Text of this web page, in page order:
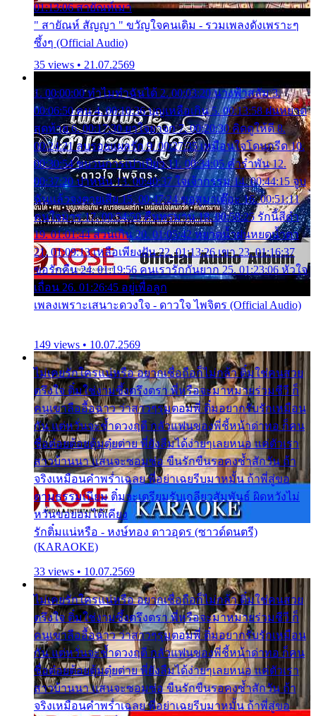
01:13:06 สายัณห์เมา
" สายัณห์ สัญญา " ขวัญใจคนเดิม - รวมเพลงดังเพราะๆ
ซึ้งๆ (Official Audio)
35 views • 21.07.2569
1. 00:00:00 ทำไมทำฉันได้ 2. 00:03:20 นางฟ้าสลัม 3.
00:06:50 คน 4. 00:10:36 บุญเหลือเกิน 5. 00:13:58 ฝนหยาด
สุดท้าย 6. 00:17:30 ยาใจยาจก 7. 00:20:30 คิดดูให้ดี 8.
00:24:21 ลบรอยแผลรัก 9. 00:27:35 เหมือนใจโดนกรีด 10.
00:30:54 ขบวนการเปาเปียว 11. 00:34:05 คำรำพัน 12.
00:37:20 ปาหนัน 13. 00:40:37 ใจเจ้ากรรม 14. 00:44:15 จูบ
ฉันแล้วจงตายเสีย 15. 00:47:24 ขอสูมาเต๊อะ 16. 00:51:11
คนใจมาร 17. 00:54:50 คืนทรมาน 18. 00:58:25 รักนี้สีดำ
19. 01:01:44 ส่วนเกิน 20. 01:05:42 หยาดน้ำฝนหยดน้ำตา
21. 01:09:13 เหลือเพียงฝัน 22. 01:13:26 เขา 23. 01:16:37
ขอรักคืน 24. 01:19:56 คนเรารักกันยาก 25. 01:23:06 หัวใจ
เถื่อน 26. 01:26:45 อยู่เพื่อลูก
เพลงเพราะเสนาะดวงใจ - ดาวใจ ไพจิตร (Official Audio)
149 views • 10.07.2569
ไม่เคยรักใครแน่หรือ อยากเชื่อถือก็ไม่กล้า ติ๋มใช่คนสวย
ตรึงใจ ติ๋มใช่งามซึ้งตรึงตรา พี่หรือจะมาหมายร่วมชีวี ก็
คนเขาลืออื้อฉาว ว่าสาวๆรุมตอมพี่ ติ๋มอยากรับรักเหมือน
กัน แต่หวั่นจะช้ำดวงฤดี กลัวแฟนของพี่ชี้หน้าด่าทอ ก็คน
ชื่อต๋อยต้อยตุ้มตุ๋ยต่าย พี่ยังลืมได้ง่ายๆเลยหนอ แค่ตัวเรา
สาวบ้านนา แสนจะซอมซ่อ ขืนรักขืนรอคงช้ำสักวัน ถ้า
จริงเหมือนคำพร่ำเฉลย พี่อย่าเฉยรีบมาหมั้น ถ้าพี่สู่ขอ
ตามธรรมเนียม ติ๋มจะเตรียมรับเกลียวสัมพันธ์ ผิดหวังไม่
หวั่นขอยอมได้เคียง
รักติ๋มแน่หรือ - หงษ์ทอง ดาวอุดร (ซาวด์ดนตรี)
(KARAOKE)
33 views • 10.07.2569
ไม่เคยรักใครแน่หรือ อยากเชื่อถือก็ไม่กล้า ติ๋มใช่คนสวย
ตรึงใจ ติ๋มใช่งามซึ้งตรึงตรา พี่หรือจะมาหมายร่วมชีวี ก็
คนเขาลืออื้อฉาว ว่าสาวๆรุมตอมพี่ ติ๋มอยากรับรักเหมือน
กัน แต่หวั่นจะช้ำดวงฤดี กลัวแฟนของพี่ชี้หน้าด่าทอ ก็คน
ชื่อต๋อยต้อยตุ้มตุ๋ยต่าย พี่ยังลืมได้ง่ายๆเลยหนอ แค่ตัวเรา
สาวบ้านนา แสนจะซอมซ่อ ขืนรักขืนรอคงช้ำสักวัน ถ้า
จริงเหมือนคำพร่ำเฉลย พี่อย่าเฉยรีบมาหมั้น ถ้าพี่สู่ขอ